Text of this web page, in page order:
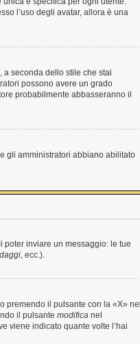
l’uso degli avatar, allora è una
a seconda dello stile che stai
possono avere un grado
probabilmente abbasseranno il
gli amministratori abbiano abilitato
poter inviare un messaggio: le tue
, ecc.).
premendo il pulsante con la «X» nel
il pulsante modifica nel
viene indicato quante volte l’hai